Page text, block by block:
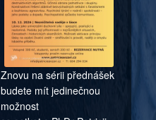
Znovu na sérii přednášek
budete mít jedinečnou
možnost